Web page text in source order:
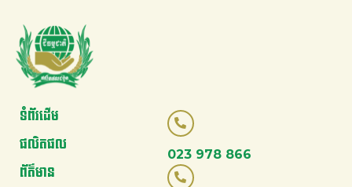
ទំព័រដើម
ផលិតផល
ព័ត៌មាន
023 978 866